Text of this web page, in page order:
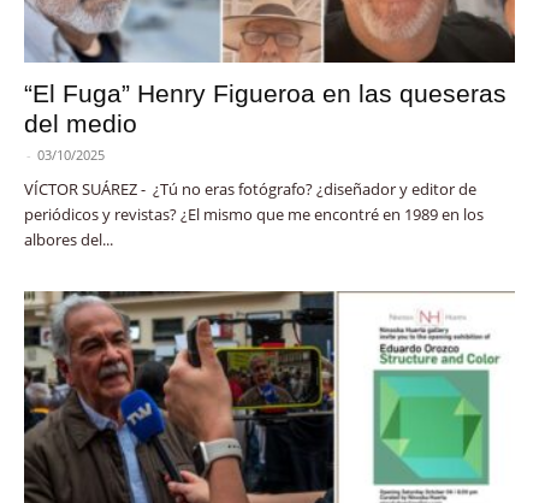
“El Fuga” Henry Figueroa en las queseras
del medio
- 03/10/2025
VÍCTOR SUÁREZ - ¿Tú no eras fotógrafo? ¿diseñador y editor de
periódicos y revistas? ¿El mismo que me encontré en 1989 en los
albores del...